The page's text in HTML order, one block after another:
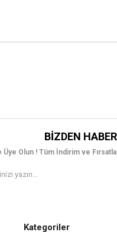
BIZDEN
Üye Olun ! Tüm İndirim ve
Kategoriler